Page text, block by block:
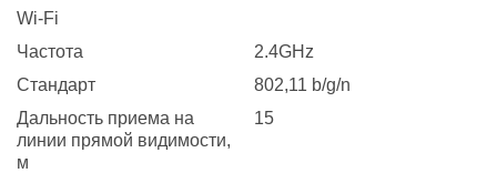
Wi-Fi
Частота
2.4GHz
Стандарт
802,11 b/g/n
Дальность приема на
линии прямой видимости,
м
15